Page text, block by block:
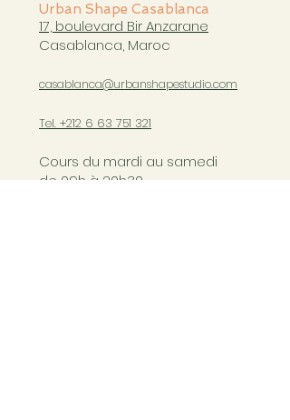
Urban Shape Casablanca
17, boulevard Bir Anzarane
Casablanca, Maroc
casablanca@urbanshapestudio.com
Tel. +212 6 63 751 321
Cours du mardi au samedi
de 09h à 20h30